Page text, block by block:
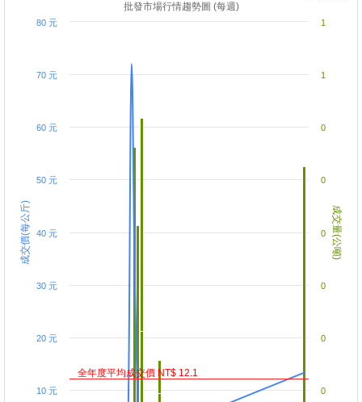
成交價(每公斤) 成交量(公噸)
批發市場行情趨勢圖 (每週)
10 元
20 元
30 元
40 元
50 元
60 元
70 元
80 元
0
0
0
0
0
0
1
1
全年度平均成交價 NT$ 12.1